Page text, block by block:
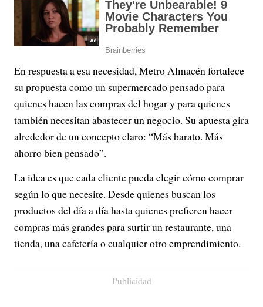
En respuesta a esa necesidad, Metro Almacén fortalece
su propuesta como un supermercado pensado para
quienes hacen las compras del hogar y para quienes
también necesitan abastecer un negocio. Su apuesta gira
alrededor de un concepto claro: “Más barato. Más
ahorro bien pensado”.
La idea es que cada cliente pueda elegir cómo comprar
según lo que necesite. Desde quienes buscan los
productos del día a día hasta quienes prefieren hacer
compras más grandes para surtir un restaurante, una
tienda, una cafetería o cualquier otro emprendimiento.
Publicidad